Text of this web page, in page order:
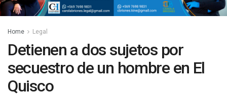
Home Legal
Detienen a dos sujetos por
secuestro de un hombre en El
Quisco